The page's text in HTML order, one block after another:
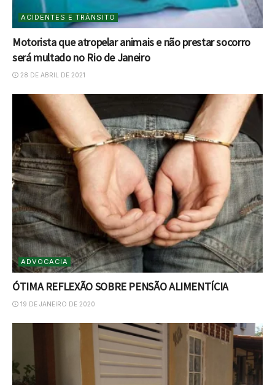
ACIDENTES E TRÂNSITO
Motorista que atropelar animais e não prestar socorro
será multado no Rio de Janeiro
28 DE ABRIL DE 2021
ADVOCACIA
ÓTIMA REFLEXÃO SOBRE PENSÃO ALIMENTÍCIA
19 DE JANEIRO DE 2020